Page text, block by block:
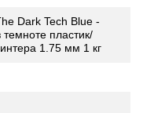
Dark Tech Blue -
пластик/
1.75 мм 1 кг